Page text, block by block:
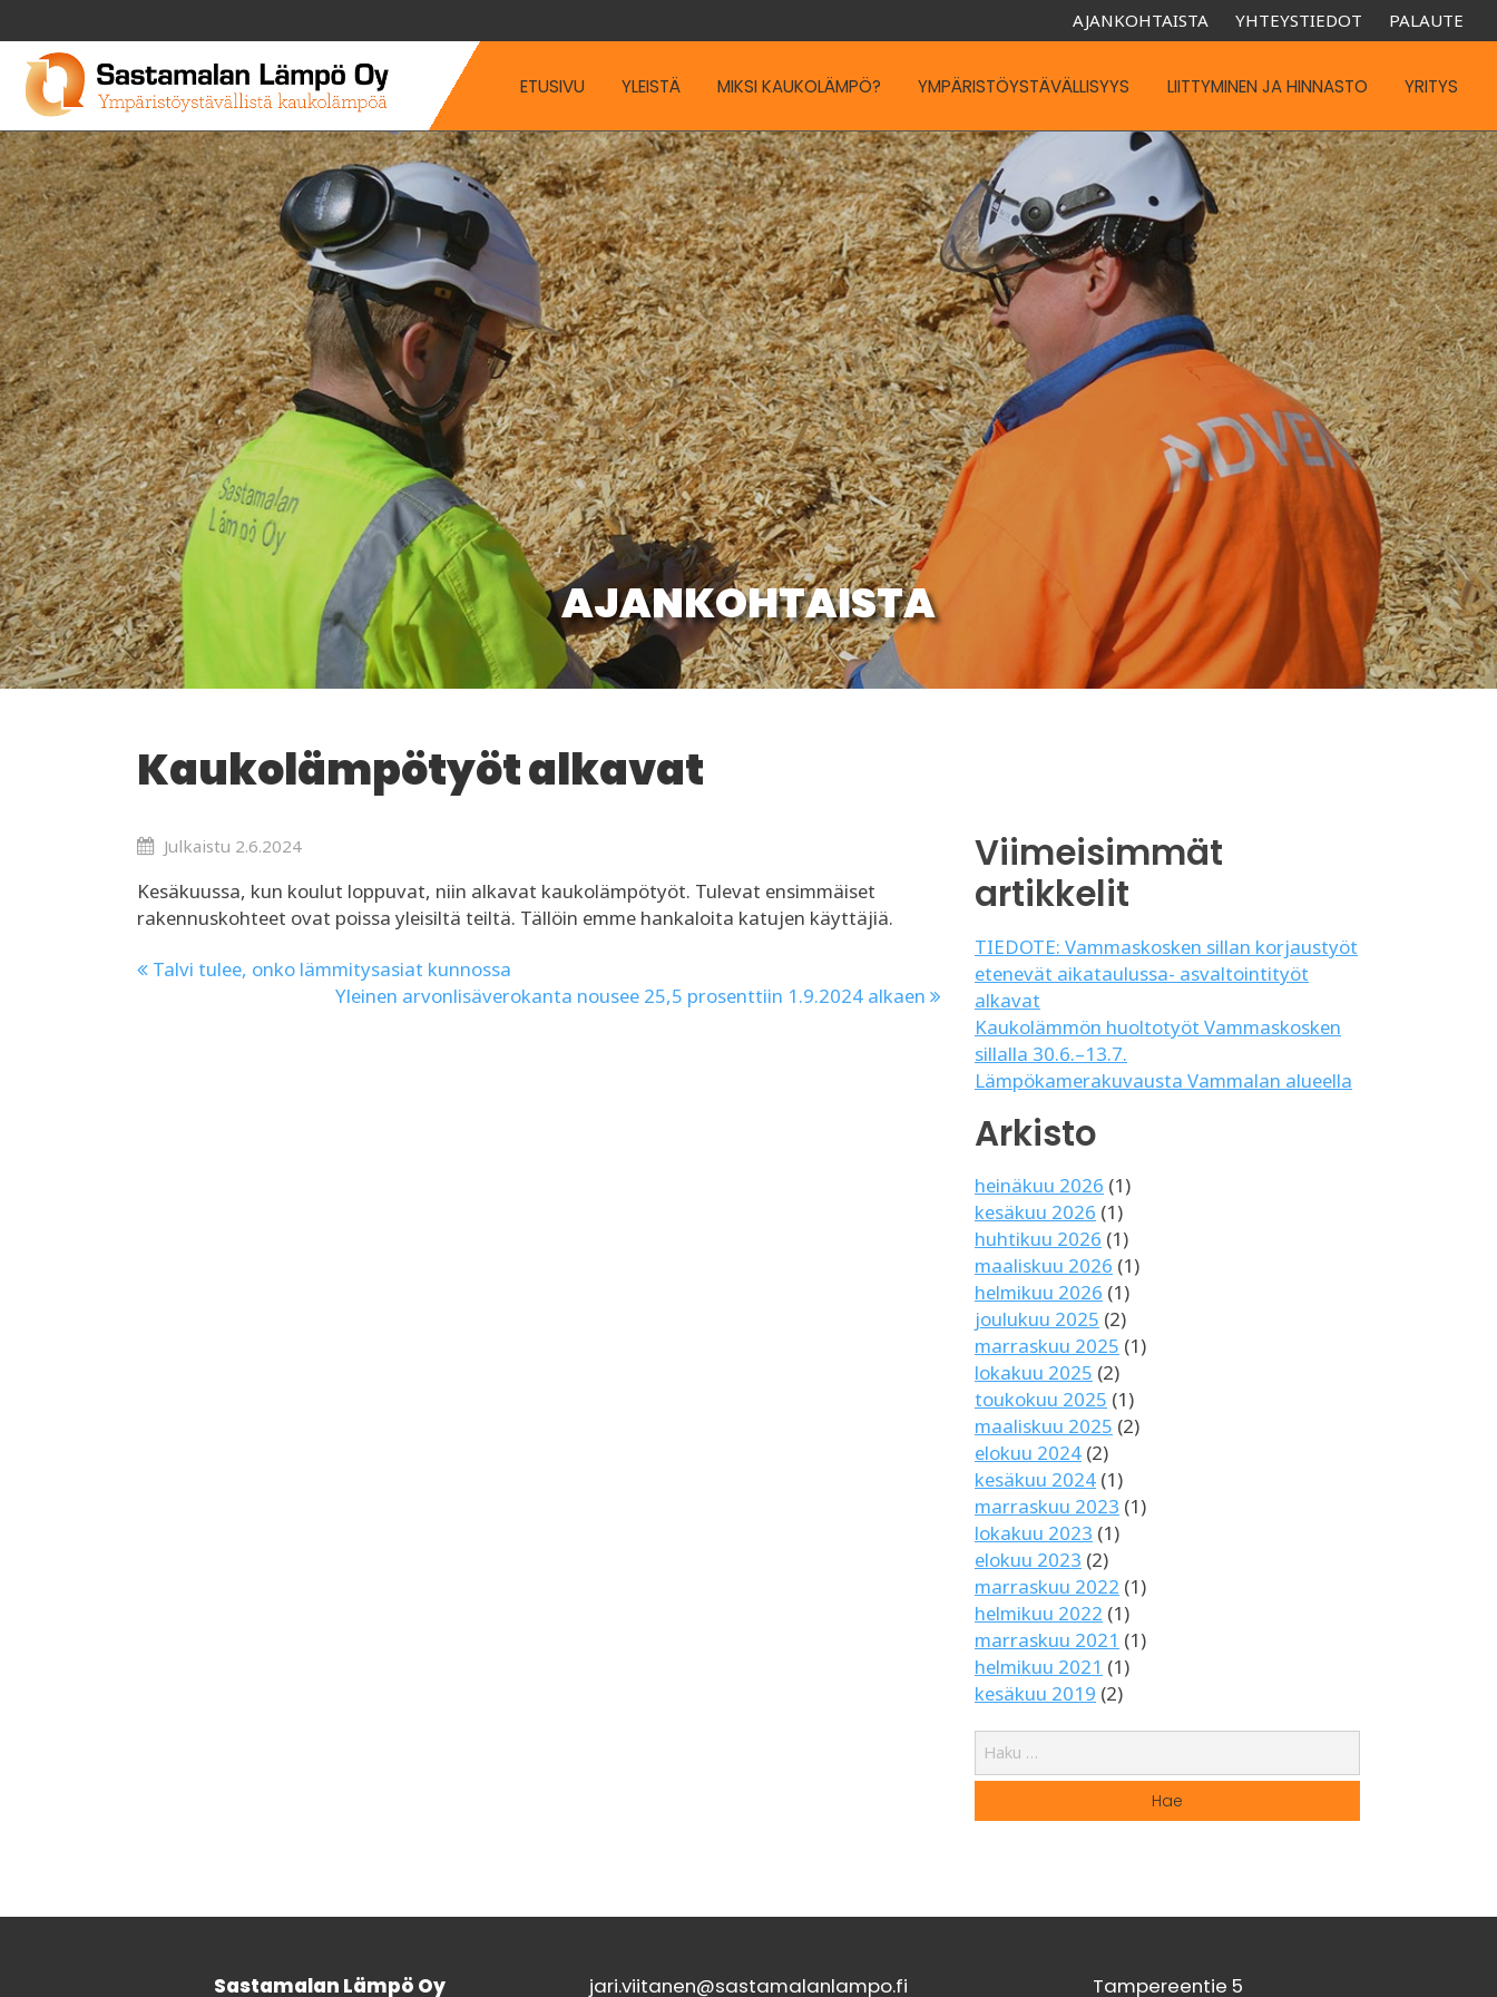
AJANKOHTAISTA YHTEYSTIEDOT PALAUTE
ETUSIVU YLEISTÄ MIKSI KAUKOLÄMPÖ? YMPÄRISTÖYSTÄVÄLLISYYS LIITTYMINEN JA HINNASTO YRITYS
AJANKOHTAISTA
Kaukolämpötyöt alkavat
Julkaistu 2.6.2024
Kesäkuussa, kun koulut loppuvat, niin alkavat kaukolämpötyöt. Tulevat ensimmäiset
rakennuskohteet ovat poissa yleisiltä teiltä. Tällöin emme hankaloita katujen käyttäjiä.
Talvi tulee, onko lämmitysasiat kunnossa
Yleinen arvonlisäverokanta nousee 25,5 prosenttiin 1.9.2024 alkaen
Viimeisimmät
artikkelit
TIEDOTE: Vammaskosken sillan korjaustyöt
etenevät aikataulussa- asvaltointityöt
alkavat
Kaukolämmön huoltotyöt Vammaskosken
sillalla 30.6.–13.7.
Lämpökamerakuvausta Vammalan alueella
Arkisto
heinäkuu 2026 (1)
kesäkuu 2026 (1)
huhtikuu 2026 (1)
maaliskuu 2026 (1)
helmikuu 2026 (1)
joulukuu 2025 (2)
marraskuu 2025 (1)
lokakuu 2025 (2)
toukokuu 2025 (1)
maaliskuu 2025 (2)
elokuu 2024 (2)
kesäkuu 2024 (1)
marraskuu 2023 (1)
lokakuu 2023 (1)
elokuu 2023 (2)
marraskuu 2022 (1)
helmikuu 2022 (1)
marraskuu 2021 (1)
helmikuu 2021 (1)
kesäkuu 2019 (2)
Sastamalan Lämpö Oy jari.viitanen@sastamalanlampo.fi Tampereentie 5